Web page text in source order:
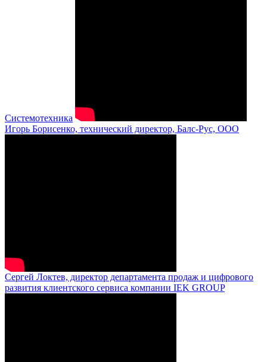
Системотехника
Игорь Борисенко, технический директор, Балс-Рус, ООО
Сергей Локтев, директор департамента продаж и цифрового
развития клиентского сервиса компании IEK GROUP